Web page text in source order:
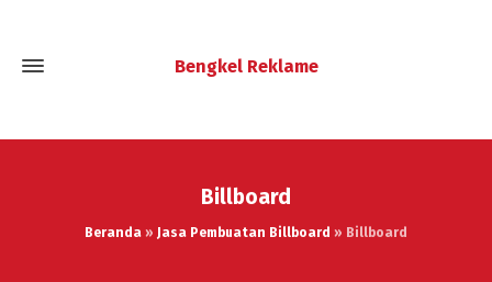
Bengkel Reklame
Billboard
Beranda » Jasa Pembuatan Billboard » Billboard